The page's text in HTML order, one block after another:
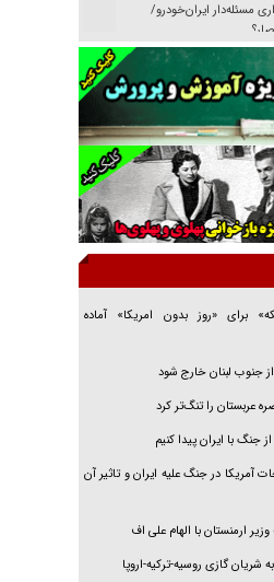
مسئله‌دار ایران‌خودرو/
و رفقا
با مدرک فوق‌دیپلم! + گفت‌وگو
از شهدای جنگ رمضان/
انگشت‌های پا شناسایی کردیم
می‌گیرد
جاودان/ جفای مخالفان مکانت
می‌داد
مدارس
خلع‌سلاح می‌شود؟
برای «روز بدون امریکا» آماده
از جنوب لبنان خارج شود
عربستان را تنگ‌تر کرد
از جنگ با ایران پیدا کنیم
آمریکا در جنگ علیه ایران و تاثیر آن
ارمنستان با الهام علی اف
شریان گازی روسیه-ترکیه-اروپا